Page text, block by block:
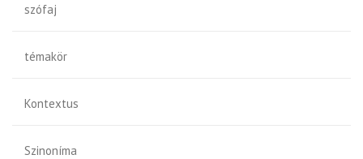
szófaj
témakör
Kontextus
Szinoníma